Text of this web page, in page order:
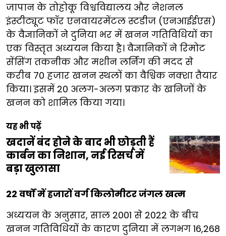
जापान के तोहोकू विश्वविद्यालय और नेशनल
इंस्टीट्यूट फॉर एनवायरमेंटल स्टडीज (एनआईईएस)
के वैज्ञानिकों ने दुनिया भर में खनन गतिविधियों का
एक विस्तृत अध्ययन किया है। वैज्ञानिकों ने रिमोट
सेंसिंग तकनीक और मशीन लर्निंग की मदद से
करीब 70 हजार खनन स्थलों का वैश्विक नक्शा तैयार
किया। इसमें 20 अलग-अलग प्रकार के खनिजों के
खनन को शामिल किया गया।
यह भी पढ़ें
खदानें बंद होने के बाद भी छोड़ती हैं
कार्बन का निशान, नई रिसर्च में
बड़ा खुलासा
22 वर्षों में हजारों वर्ग किलोमीटर जंगल खत्म
अध्ययन के अनुसार, साल 2001 से 2022 के बीच
खनन गतिविधियों के कारण दुनिया में लगभग 16,268